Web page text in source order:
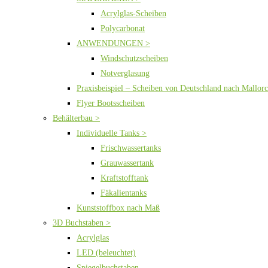
Acrylglas-Scheiben
Polycarbonat
ANWENDUNGEN >
Windschutzscheiben
Notverglasung
Praxisbeispiel – Scheiben von Deutschland nach
Flyer Bootsscheiben
Behälterbau >
Individuelle Tanks >
Frischwassertanks
Grauwassertank
Kraftstofftank
Fäkalientanks
Kunststoffbox nach Maß
3D Buchstaben >
Acrylglas
LED (beleuchtet)